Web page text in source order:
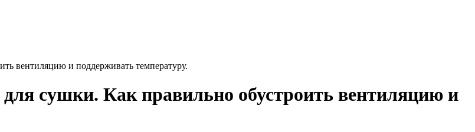
вентиляцию и поддерживать температуру.
сушки. Как правильно обустроить вентиляцию и